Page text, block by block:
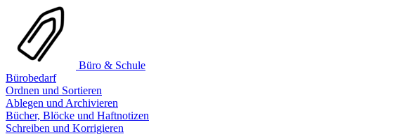
Büro & Schule
Bürobedarf
Ordnen und Sortieren
Ablegen und Archivieren
Bücher, Blöcke und Haftnotizen
Schreiben und Korrigieren